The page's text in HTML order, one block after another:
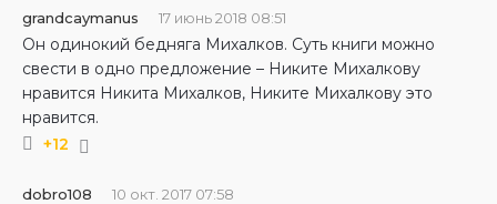
grandcaymanus 17 июнь 2018 08:51
Он одинокий бедняга Михалков. Суть книги можно
свести в одно предложение – Никите Михалкову
нравится Никита Михалков, Никите Михалкову это
нравится.
+12
dobro108 10 окт. 2017 07:58